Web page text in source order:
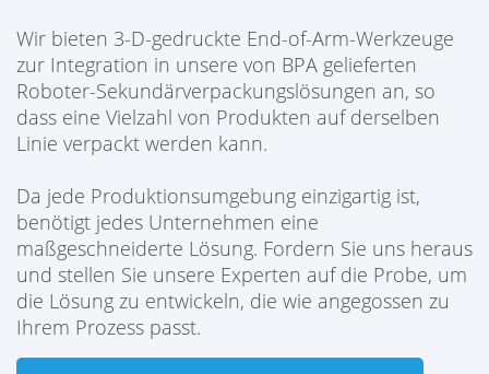
Wir bieten 3-D-gedruckte End-of-Arm-Werkzeuge
zur Integration in unsere von BPA gelieferten
Roboter-Sekundärverpackungslösungen an, so
dass eine Vielzahl von Produkten auf derselben
Linie verpackt werden kann.
Da jede Produktionsumgebung einzigartig ist,
benötigt jedes Unternehmen eine
maßgeschneiderte Lösung. Fordern Sie uns heraus
und stellen Sie unsere Experten auf die Probe, um
die Lösung zu entwickeln, die wie angegossen zu
Ihrem Prozess passt.